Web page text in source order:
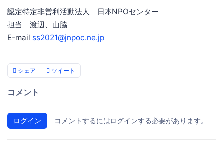
認定特定非営利活動法人 日本NPOセンター
担当 渡辺、山脇
E-mail ss2021@jnpoc.ne.jp
シェア ツイート
コメント
ログイン コメントするにはログインする必要があります。